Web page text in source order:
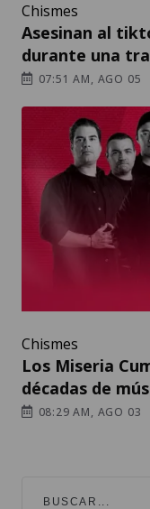
Chismes
Asesinan al
durante una
07:51 AM, AGO 05
Chismes
Los Miseria
décadas de
08:29 AM, AGO 03